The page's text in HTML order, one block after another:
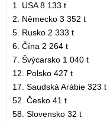
1. USA 8 133 t
2. Německo 3 352 t
5. Rusko 2 333 t
6. Čína 2 264 t
7. Švýcarsko 1 040 t
12. Polsko 427 t
17. Saudská Arábie 323 t
52. Česko 41 t
58. Slovensko 32 t